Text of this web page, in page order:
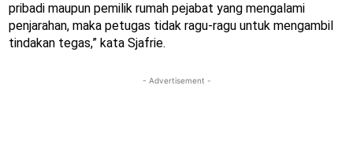
pribadi maupun pemilik rumah pejabat yang mengalami
penjarahan, maka petugas tidak ragu-ragu untuk mengambil
tindakan tegas,” kata Sjafrie.
- Advertisement -